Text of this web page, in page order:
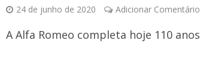
24 de junho de 2020 Adicionar Comentário
A Alfa Romeo completa hoje 110 anos